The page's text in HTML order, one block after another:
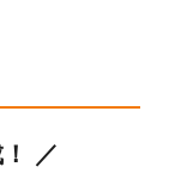
プレート
レート
／